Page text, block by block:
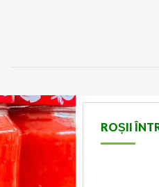
ROȘII